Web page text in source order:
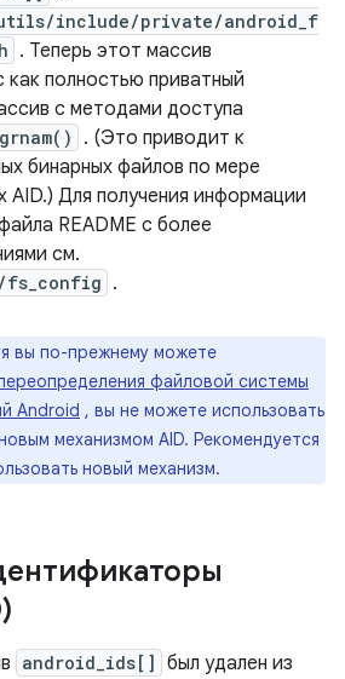
include/private/android_f
. Теперь этот массив
полностью приватный
с методами доступа
. (Это приводит к
бинарных файлов по мере
AID.) Для получения информации
README с более
см.
fs_config .
вы по-прежнему можете
файловой системы
Android , вы не можете использовать
механизмом AID. Рекомендуется
новый механизм.
android_ids[] был удален из